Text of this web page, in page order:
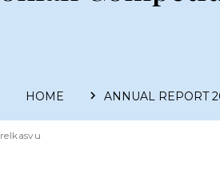
navigation
HOME ANNUAL REPORT